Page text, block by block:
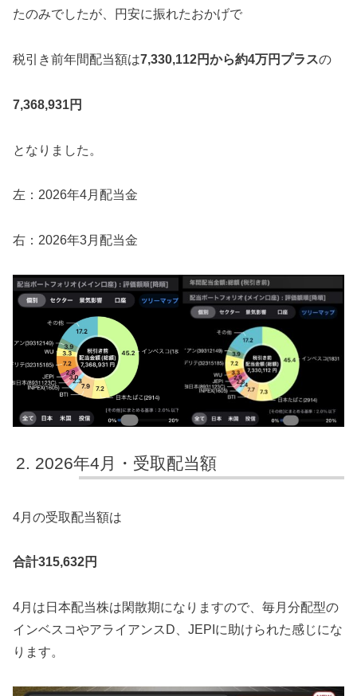
たのみでしたが、円安に振れたおかげで
税引き前年間配当額は7,330,112円から約4万円プラスの
7,368,931円
となりました。
左：2026年4月配当金
右：2026年3月配当金
2026年4月・受取配当額
4月の受取配当額は
合計315,632円
4月は日本配当株は閑散期になりますので、毎月分配型の
インベスコやアライアンスD、JEPIに助けられた感じにな
ります。